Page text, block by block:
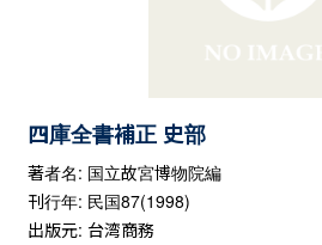
四庫全書補正 史部
著者名: 国立故宮博物院編
刊行年: 民国87(1998)
出版元: 台湾商務